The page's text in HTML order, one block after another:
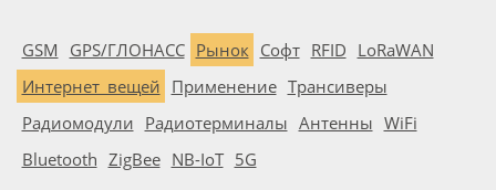
GSM GPS/ГЛОНАСС Рынок Софт RFID LoRaWAN
Интернет вещей Применение Трансиверы
Радиомодули Радиотерминалы Антенны WiFi
Bluetooth ZigBee NB-IoT 5G